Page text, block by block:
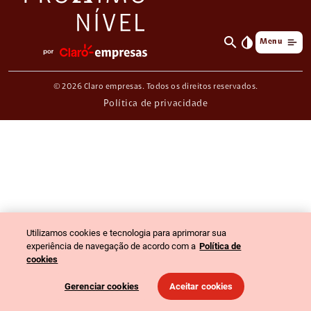
search invert_colors Menu
© 2026 Claro empresas. Todos os direitos reservados.
Política de privacidade
Utilizamos cookies e tecnologia para aprimorar sua
experiência de navegação de acordo com a Política de
cookies
Gerenciar cookies Aceitar cookies